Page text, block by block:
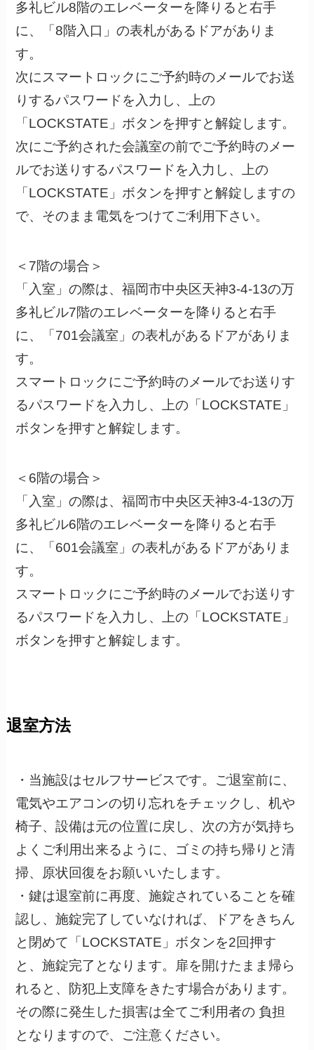
多礼ビル8階のエレベーターを降りると右手
に、「8階入口」の表札があるドアがありま
す。
次にスマートロックにご予約時のメールでお送
りするパスワードを入力し、上の
「LOCKSTATE」ボタンを押すと解錠します。
次にご予約された会議室の前でご予約時のメー
ルでお送りするパスワードを入力し、上の
「LOCKSTATE」ボタンを押すと解錠しますの
で、そのまま電気をつけてご利用下さい。
＜7階の場合＞
「入室」の際は、福岡市中央区天神3-4-13の万
多礼ビル7階のエレベーターを降りると右手
に、「701会議室」の表札があるドアがありま
す。
スマートロックにご予約時のメールでお送りす
るパスワードを入力し、上の「LOCKSTATE」
ボタンを押すと解錠します。
＜6階の場合＞
「入室」の際は、福岡市中央区天神3-4-13の万
多礼ビル6階のエレベーターを降りると右手
に、「601会議室」の表札があるドアがありま
す。
スマートロックにご予約時のメールでお送りす
るパスワードを入力し、上の「LOCKSTATE」
ボタンを押すと解錠します。
退室方法
・当施設はセルフサービスです。ご退室前に、
電気やエアコンの切り忘れをチェックし、机や
椅子、設備は元の位置に戻し、次の方が気持ち
よくご利用出来るように、ゴミの持ち帰りと清
掃、原状回復をお願いいたします。
・鍵は退室前に再度、施錠されていることを確
認し、施錠完了していなければ、ドアをきちん
と閉めて「LOCKSTATE」ボタンを2回押す
と、施錠完了となります。扉を開けたまま帰ら
れると、防犯上支障をきたす場合があります。
その際に発生した損害は全てご利用者の 負担
となりますので、ご注意ください。